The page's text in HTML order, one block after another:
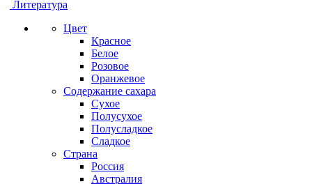
Литература
Цвет
Красное
Белое
Розовое
Оранжевое
Содержание сахара
Сухое
Полусухое
Полусладкое
Сладкое
Страна
Россия
Австралия